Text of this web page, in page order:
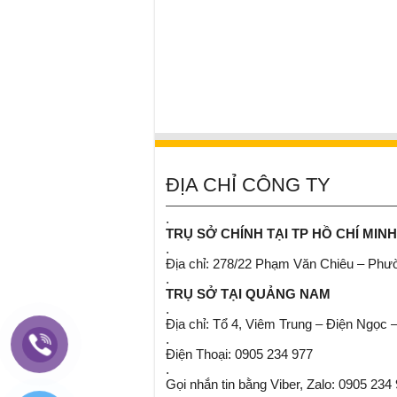
ĐỊA CHỈ CÔNG TY
.
TRỤ SỞ CHÍNH TẠI TP HỒ CHÍ MINH
.
Địa chỉ: 278/22 Phạm Văn Chiêu –
.
TRỤ SỞ TẠI QUẢNG NAM
.
Địa chỉ: Tổ 4, Viêm Trung – Điện Ngọc
.
Điện Thoại: 0905 234 977
.
Gọi nhắn tin bằng Viber, Zalo: 0905 234